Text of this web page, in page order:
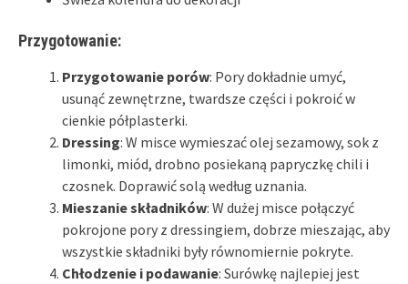
Przygotowanie:
Przygotowanie porów: Pory dokładnie umyć,
usunąć zewnętrzne, twardsze części i pokroić w
cienkie półplasterki.
Dressing: W misce wymieszać olej sezamowy, sok z
limonki, miód, drobno posiekaną papryczkę chili i
czosnek. Doprawić solą według uznania.
Mieszanie składników: W dużej misce połączyć
pokrojone pory z dressingiem, dobrze mieszając, aby
wszystkie składniki były równomiernie pokryte.
Chłodzenie i podawanie: Surówkę najlepiej jest